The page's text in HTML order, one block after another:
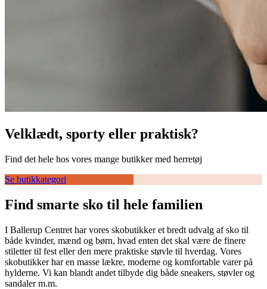
Velklædt, sporty eller praktisk?
Find det hele hos vores mange butikker med herretøj
Se butikkategori
Find smarte sko til hele familien
I Ballerup Centret har vores skobutikker et bredt udvalg af sko til
både kvinder, mænd og børn, hvad enten det skal være de finere
stiletter til fest eller den mere praktiske støvle til hverdag. Vores
skobutikker har en masse lækre, moderne og komfortable varer på
hylderne. Vi kan blandt andet tilbyde dig både sneakers, støvler og
sandaler m.m.